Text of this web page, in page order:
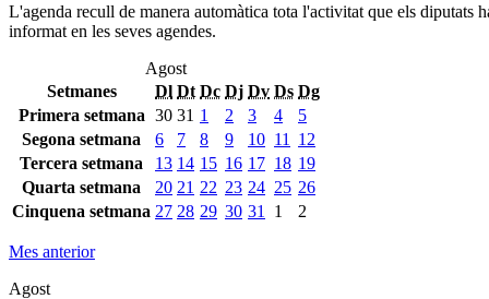
L'agenda recull de manera automàtica tota l'activitat que els diputats
informat en les seves agendes.
Agost
Setmanes
Dl Dt Dc Dj Dv Ds Dg
Primera setmana 30 31 1 2 3 4
5
Segona setmana
6 7 8 9 10 11
12
Tercera setmana
13 14 15 16 17 18 19
Quarta setmana
20 21 22 23 24 25 26
Cinquena setmana 27 28 29 30 31 1 2
Mes anterior
Agost